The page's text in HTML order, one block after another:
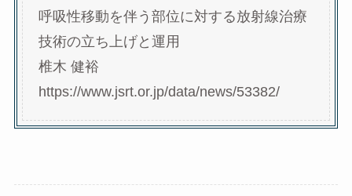
呼吸性移動を伴う部位に対する放射線治療
技術の立ち上げと運用
椎木 健裕
https://www.jsrt.or.jp/data/news/53382/